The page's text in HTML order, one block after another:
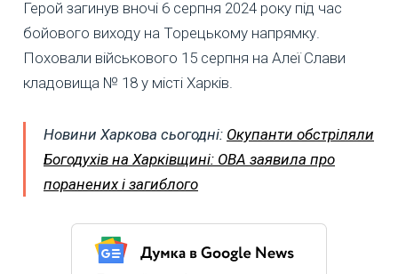
Герой загинув вночі 6 серпня 2024 року під час
бойового виходу на Торецькому напрямку.
Поховали військового 15 серпня на Алеї Слави
кладовища № 18 у місті Харків.
Новини Харкова сьогодні: Окупанти обстріляли
Богодухів на Харківщині: ОВА заявила про
поранених і загиблого